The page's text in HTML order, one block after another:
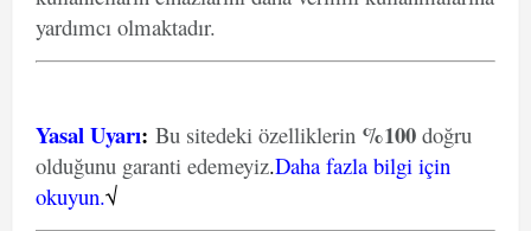
yardımcı olmaktadır.
Yasal Uyarı: Bu sitedeki özelliklerin %100 doğru
olduğunu garanti edemeyiz.Daha fazla bilgi için
okuyun.√